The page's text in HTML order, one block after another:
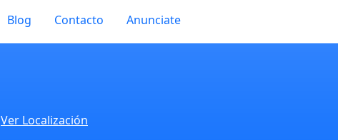
Blog Contacto Anunciate
Ver Localización